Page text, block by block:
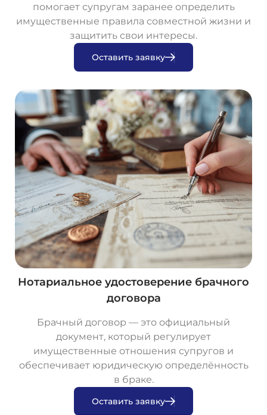
помогает супругам заранее определить
имущественные правила совместной жизни и
защитить свои интересы.
Оставить заявку
Нотариальное удостоверение брачного
договора
Брачный договор — это официальный
документ, который регулирует
имущественные отношения супругов и
обеспечивает юридическую определённость
в браке.
Оставить заявку